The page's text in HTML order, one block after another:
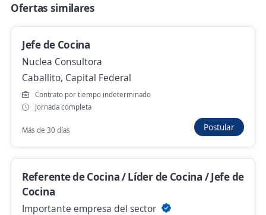
4,4
Dos Argentina
Palermo, Capital Federal
$ 1.300.000,00 (Mensual)
Ayer
Se precisa Urgente
Jefe de Cocina / Cocinero Profesional para
CABA
Recoleta, Capital Federal
Hace 2 días
Ofertas similares
Jefe de Cocina
Nuclea Consultora
Caballito, Capital Federal
Contrato por tiempo indeterminado
Jornada completa
Más de 30 días Postular
Referente de Cocina / Líder de Cocina / Jefe de
Cocina
Importante empresa del sector